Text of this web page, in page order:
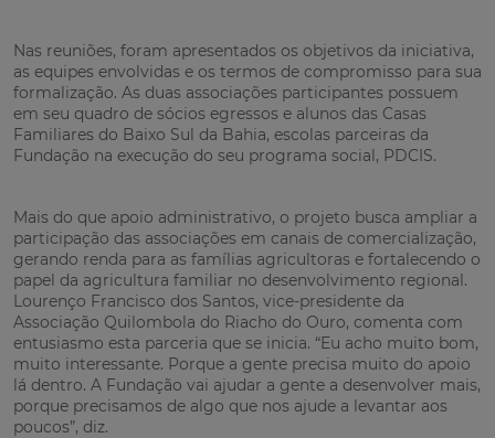
Nas reuniões, foram apresentados os objetivos da iniciativa,
as equipes envolvidas e os termos de compromisso para sua
formalização. As duas associações participantes possuem
em seu quadro de sócios egressos e alunos das Casas
Familiares do Baixo Sul da Bahia, escolas parceiras da
Fundação na execução do seu programa social, PDCIS.
Mais do que apoio administrativo, o projeto busca ampliar a
participação das associações em canais de comercialização,
gerando renda para as famílias agricultoras e fortalecendo o
papel da agricultura familiar no desenvolvimento regional.
Lourenço Francisco dos Santos, vice-presidente da
Associação Quilombola do Riacho do Ouro, comenta com
entusiasmo esta parceria que se inicia. “Eu acho muito bom,
muito interessante. Porque a gente precisa muito do apoio
lá dentro. A Fundação vai ajudar a gente a desenvolver mais,
porque precisamos de algo que nos ajude a levantar aos
poucos”, diz.